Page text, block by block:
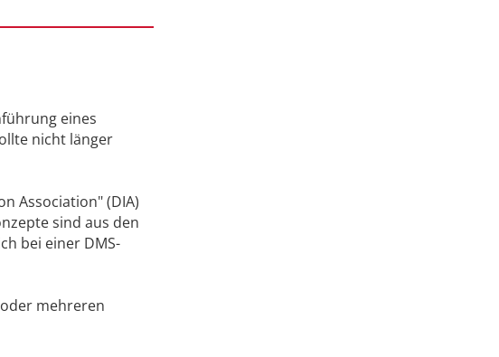
eines
nicht länger
Association" (DIA)
sind aus den
bei einer DMS-
mehreren